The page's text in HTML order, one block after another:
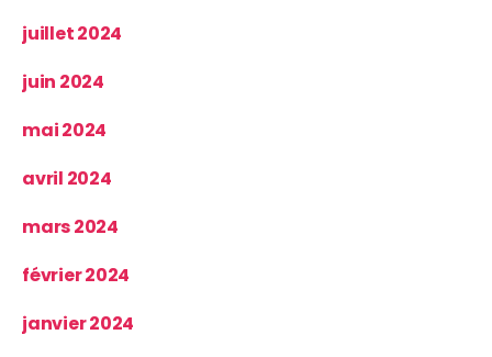
juillet 2024
juin 2024
mai 2024
avril 2024
mars 2024
février 2024
janvier 2024